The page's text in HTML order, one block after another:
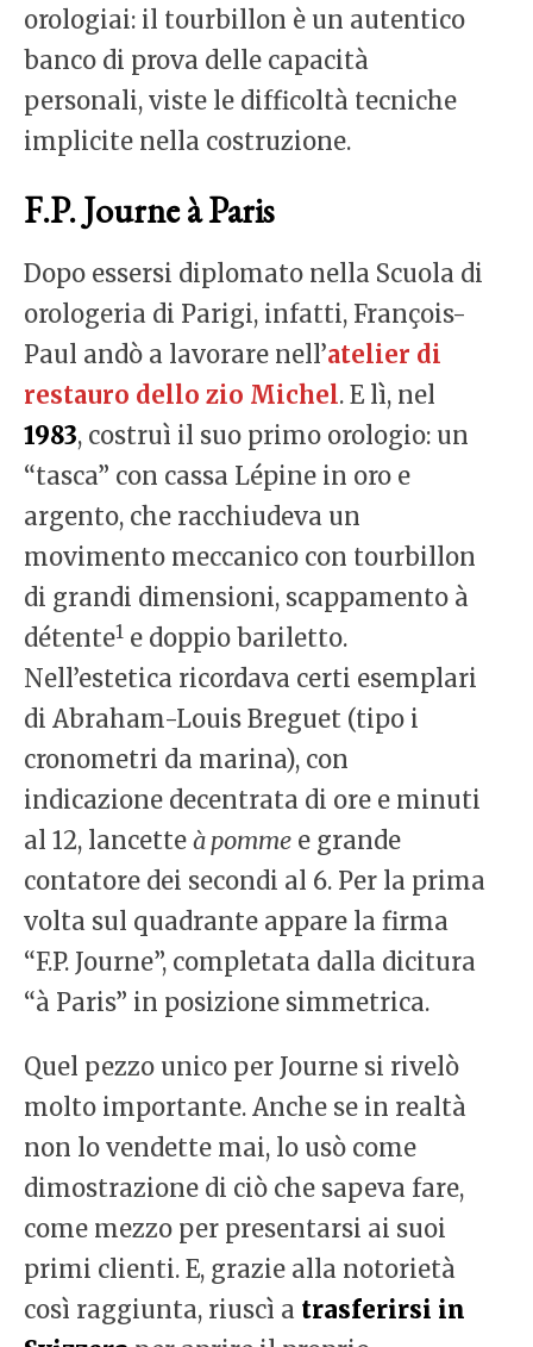
orologiai: il tourbillon è un autentico
banco di prova delle capacità
personali, viste le difficoltà tecniche
implicite nella costruzione.
F.P. Journe à Paris
Dopo essersi diplomato nella Scuola di
orologeria di Parigi, infatti, François-
Paul andò a lavorare nell’atelier di
restauro dello zio Michel. E lì, nel
1983, costruì il suo primo orologio: un
“tasca” con cassa Lépine in oro e
argento, che racchiudeva un
movimento meccanico con tourbillon
di grandi dimensioni, scappamento à
détente1 e doppio bariletto.
Nell’estetica ricordava certi esemplari
di Abraham-Louis Breguet (tipo i
cronometri da marina), con
indicazione decentrata di ore e minuti
al 12, lancette à pomme e grande
contatore dei secondi al 6. Per la prima
volta sul quadrante appare la firma
“F.P. Journe”, completata dalla dicitura
“à Paris” in posizione simmetrica.
Quel pezzo unico per Journe si rivelò
molto importante. Anche se in realtà
non lo vendette mai, lo usò come
dimostrazione di ciò che sapeva fare,
come mezzo per presentarsi ai suoi
primi clienti. E, grazie alla notorietà
così raggiunta, riuscì a trasferirsi in